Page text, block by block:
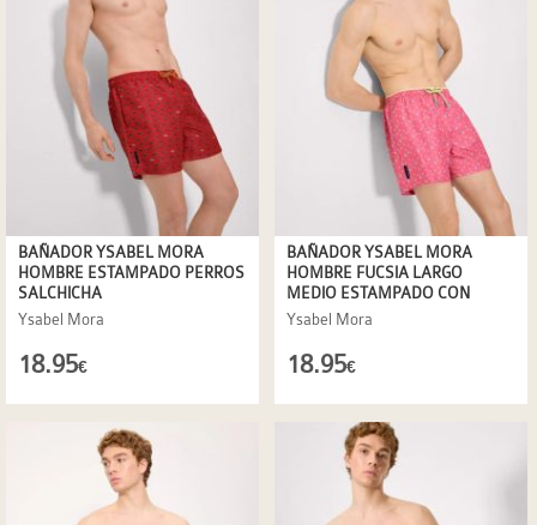
BAÑADOR YSABEL MORA
HOMBRE ESTAMPADO PERROS
SALCHICHA
Ysabel Mora
18.95€
BAÑADOR YSABEL MORA
HOMBRE FUCSIA LARGO
MEDIO ESTAMPADO CON
CANGREJOS
Ysabel Mora
18.95€